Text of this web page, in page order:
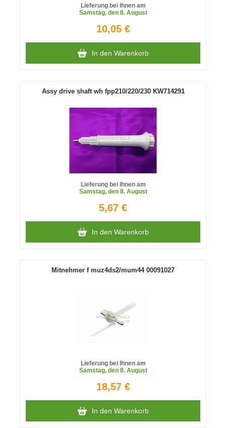
Lieferung bei Ihnen am
Samstag, den 8. August
10,05 €
In den Warenkorb
Assy drive shaft wh fpp210/220/230 KW714291
Lieferung bei Ihnen am
Samstag, den 8. August
5,67 €
In den Warenkorb
Mitnehmer f muz4ds2/mum44 00091027
Lieferung bei Ihnen am
Samstag, den 8. August
18,57 €
In den Warenkorb